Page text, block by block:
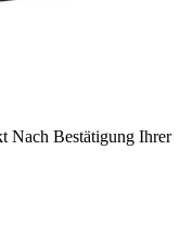
Nach Bestätigung Ihrer